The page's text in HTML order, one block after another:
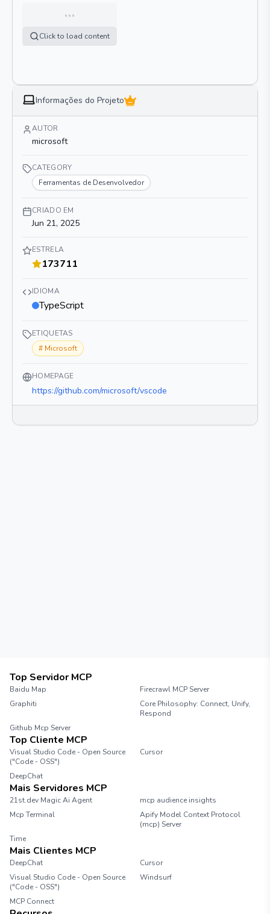
…
Click to load content
Informações do Projeto
AUTOR
microsoft
CATEGORY
Ferramentas de Desenvolvedor
CRIADO EM
Jun 21, 2025
ESTRELA
173711
IDIOMA
TypeScript
ETIQUETAS
# Microsoft
HOMEPAGE
https://github.com/microsoft/vscode
Top Servidor MCP
Baidu Map
Firecrawl MCP Server
Graphiti
Core Philosophy: Connect, Unify,
Respond
Github Mcp Server
Top Cliente MCP
Visual Studio Code - Open Source
("Code - OSS")
Cursor
DeepChat
Mais Servidores MCP
21st.dev Magic Ai Agent
mcp audience insights
Mcp Terminal
Apify Model Context Protocol
(mcp) Server
Time
Mais Clientes MCP
DeepChat
Cursor
Visual Studio Code - Open Source
("Code - OSS")
Windsurf
MCP Connect